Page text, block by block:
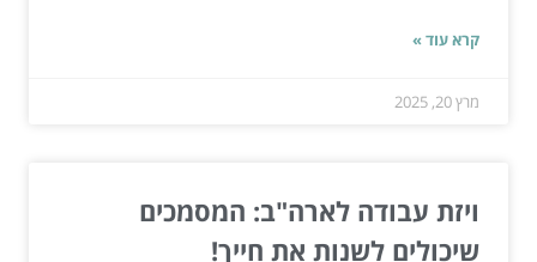
קרא עוד »
מרץ 20, 2025
ויזת עבודה לארה"ב: המסמכים
שיכולים לשנות את חייך!